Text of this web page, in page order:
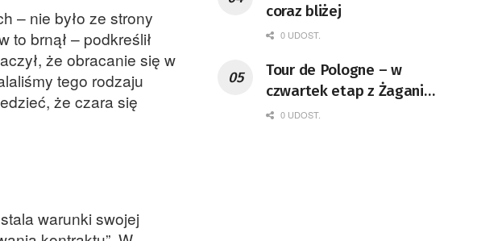
– nie było ze strony
to brnął – podkreślił
że obracanie się w
tego rodzaju
że czara się
warunki swojej
coraz bliżej
0 UDOST.
Tour de Pologne – w
czwartek etap z Żagania
do Karpacza
0 UDOST.